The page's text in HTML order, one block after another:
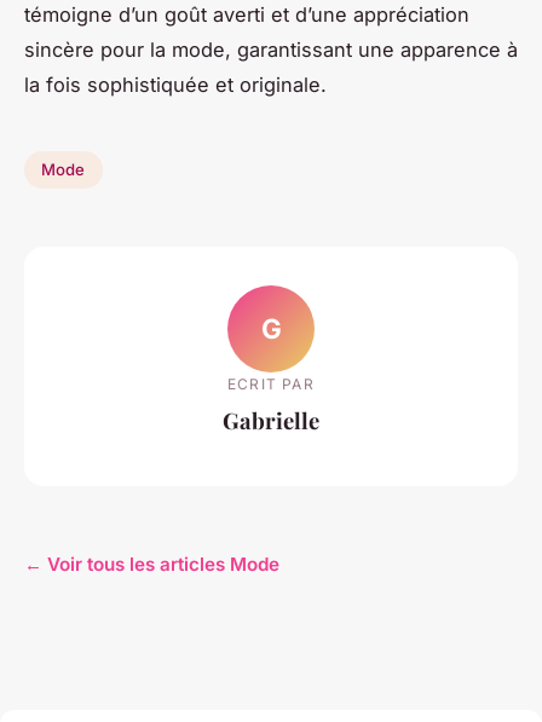
témoigne d’un goût averti et d’une appréciation
sincère pour la mode, garantissant une apparence à
la fois sophistiquée et originale.
Mode
G
ECRIT PAR
Gabrielle
← Voir tous les articles Mode